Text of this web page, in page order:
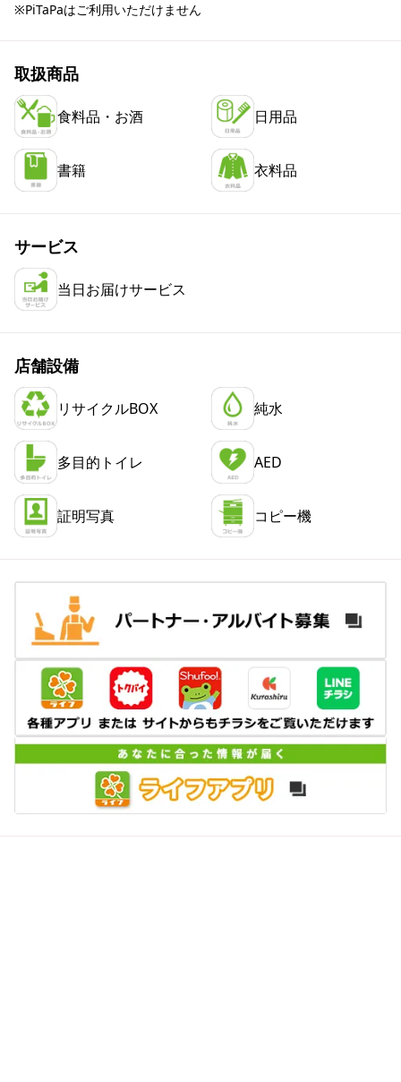
※PiTaPaはご利用いただけません
取扱商品
食料品・お酒 日用品
書籍 衣料品
サービス
当日お届けサービス
店舗設備
リサイクルBOX 純水
多目的トイレ AED
証明写真 コピー機